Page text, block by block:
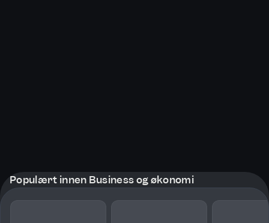
Populært innen Business og økonomi